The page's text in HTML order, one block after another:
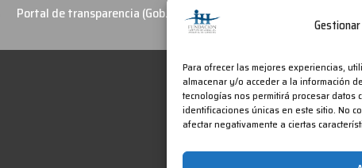
Para ofrecer las mejores experiencias,
almacenar y/o acceder a la información
tecnologías nos permitirá procesar datos
identificaciones únicas en este sitio. No
afectar negativamente a ciertas
Portal de transparencia (Gob. Cantabria)